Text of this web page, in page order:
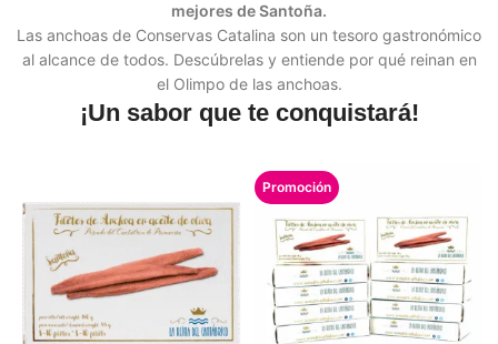
mejores de Santoña.
Las anchoas de Conservas Catalina son un tesoro gastronómico
al alcance de todos. Descúbrelas y entiende por qué reinan en
el Olimpo de las anchoas.
¡Un sabor que te conquistará!